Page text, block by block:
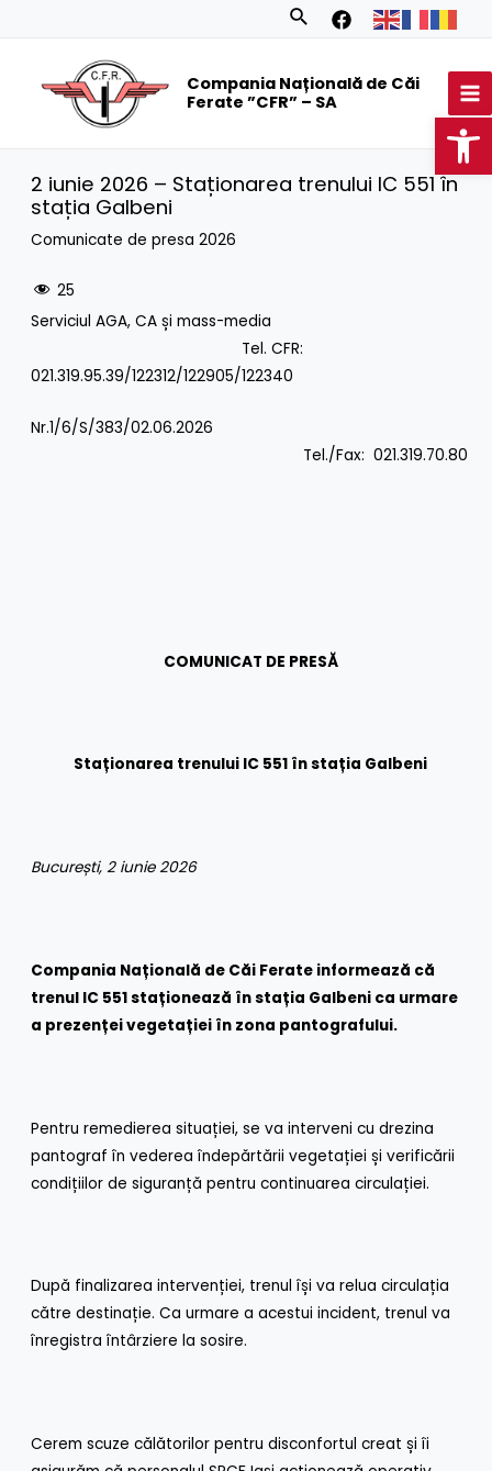
Search
Compania Națională de Căi
Ferate ”CFR” – SA
2 iunie 2026 – Staționarea trenului IC 551 în
stația Galbeni
Comunicate de presa 2026
25
Serviciul AGA, CA și mass-media
Tel. CFR:
021.319.95.39/122312/122905/122340
Nr.1/6/S/383/02.06.2026
Tel./Fax: 021.319.70.80
COMUNICAT DE PRESĂ
Staționarea trenuIui IC 551 în stația Galbeni
București, 2 iunie 2026
Compania Națională de Căi Ferate informează că
trenul IC 551 staționează în stația Galbeni ca urmare
a prezenței vegetației în zona pantografului.
Pentru remedierea situației, se va interveni cu drezina
pantograf în vederea îndepărtării vegetației și verificării
condițiilor de siguranță pentru continuarea circulației.
După finalizarea intervenției, trenul își va relua circulația
către destinație. Ca urmare a acestui incident, trenul va
înregistra întârziere la sosire.
Cerem scuze călătorilor pentru disconfortul creat și îi